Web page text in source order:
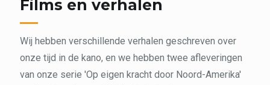
Films en verhalen
Wij hebben verschillende verhalen geschreven over
onze tijd in de kano, en we hebben twee afleveringen
van onze serie 'Op eigen kracht door Noord-Amerika'